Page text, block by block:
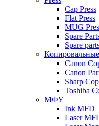
Cap Press
Flat Press
MUG
Spare
Spare
Canon
Canon
Sharp
Toshiba
МФУ
Ink MFD
Laser